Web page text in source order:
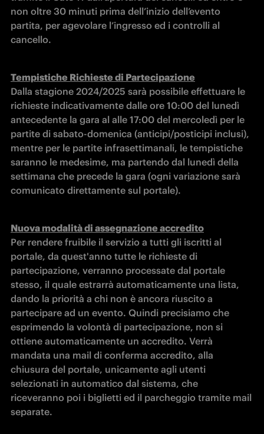
non oltre 30 minuti prima dell’inizio dell’evento
partita, per agevolare l’ingresso ed i controlli al
cancello.
Tempistiche Richieste di Partecipazione
Dalla stagione 2024/2025 sarà possibile effettuare le
richieste indicativamente dalle ore 10:00 del lunedì
antecedente la gara al alle 17:00 del mercoledì per le
partite di sabato-domenica (anticipi/posticipi inclusi),
mentre per le partite infrasettimanali, le tempistiche
saranno le medesime, ma partendo dal lunedì della
settimana che precede la gara (ogni variazione sarà
comunicato direttamente sul portale).
Nuova modalità di assegnazione accredito
Per rendere fruibile il servizio a tutti gli iscritti al
portale, da quest'anno tutte le richieste di
partecipazione, verranno processate dal portale
stesso, il quale estrarrà automaticamente una lista,
dando la priorità a chi non è ancora riuscito a
partecipare ad un evento. Quindi precisiamo che
esprimendo la volontà di partecipazione, non si
ottiene automaticamente un accredito. Verrà
mandata una mail di conferma accredito, alla
chiusura del portale, unicamente agli utenti
selezionati in automatico dal sistema, che
riceveranno poi i biglietti ed il parcheggio tramite mail
separate.